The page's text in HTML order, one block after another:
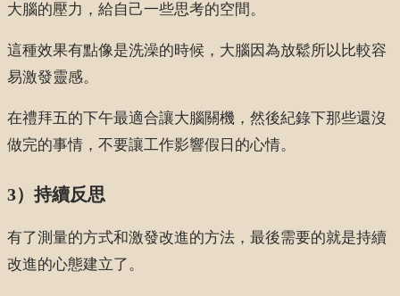
大腦的壓力，給自己一些思考的空間。
這種效果有點像是洗澡的時候，大腦因為放鬆所以比較容
易激發靈感。
在禮拜五的下午最適合讓大腦關機，然後紀錄下那些還沒
做完的事情，不要讓工作影響假日的心情。
3）持續反思
有了測量的方式和激發改進的方法，最後需要的就是持續
改進的心態建立了。